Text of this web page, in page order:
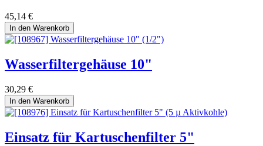
45,14 €
In den Warenkorb
Wasserfiltergehäuse 10"
30,29 €
In den Warenkorb
Einsatz für Kartuschenfilter 5"